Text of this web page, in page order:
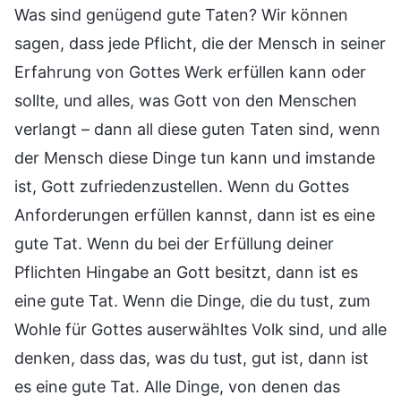
Was sind genügend gute Taten? Wir können
sagen, dass jede Pflicht, die der Mensch in seiner
Erfahrung von Gottes Werk erfüllen kann oder
sollte, und alles, was Gott von den Menschen
verlangt – dann all diese guten Taten sind, wenn
der Mensch diese Dinge tun kann und imstande
ist, Gott zufriedenzustellen. Wenn du Gottes
Anforderungen erfüllen kannst, dann ist es eine
gute Tat. Wenn du bei der Erfüllung deiner
Pflichten Hingabe an Gott besitzt, dann ist es
eine gute Tat. Wenn die Dinge, die du tust, zum
Wohle für Gottes auserwähltes Volk sind, und alle
denken, dass das, was du tust, gut ist, dann ist
es eine gute Tat. Alle Dinge, von denen das